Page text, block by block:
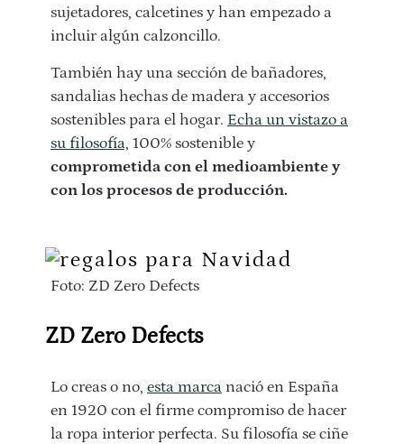
sujetadores, calcetines y han empezado a
incluir algún calzoncillo.
También hay una sección de bañadores,
sandalias hechas de madera y accesorios
sostenibles para el hogar. Echa un vistazo a
su filosofía, 100% sostenible y
comprometida con el medioambiente y
con los procesos de producción.
Foto: ZD Zero Defects
ZD Zero Defects
Lo creas o no, esta marca nació en España
en 1920 con el firme compromiso de hacer
la ropa interior perfecta. Su filosofía se ciñe